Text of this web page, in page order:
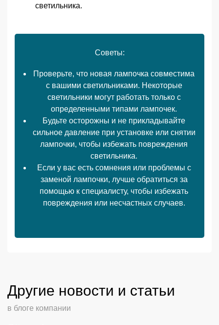
светильника.
Советы:
Проверьте, что новая лампочка совместима
с вашими светильниками. Некоторые
светильники могут работать только с
определенными типами лампочек.
Будьте осторожны и не прикладывайте
сильное давление при установке или снятии
лампочки, чтобы избежать повреждения
светильника.
Если у вас есть сомнения или проблемы с
заменой лампочки, лучше обратиться за
помощью к специалисту, чтобы избежать
повреждения или несчастных случаев.
Другие новости и статьи
в блоге компании